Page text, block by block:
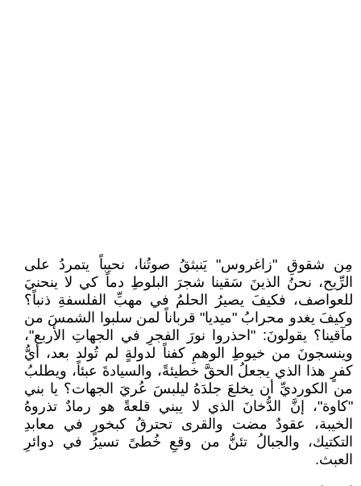
مِن شقوقِ "زاغروس" يَنبثقُ صوتُنا، نحيباً يتمردُ على
الرِّيح، نحنُ الذينَ سَقينا شجرَ البلوطِ دماً كي لا ينحنيَ
للعواصف، فكيفَ يصيرُ الحلمُ في مهبِّ الفلسفةِ ذنباً؟
وكيفَ يغدو محرابُ "ميديا" قرباناً لمن سلبوا الشمسَ من
مآقينا؟ يقولونَ: "احذروا نورَ الفجرِ في الجهاتِ الأربع"،
وينسجونَ من خيوطِ الوهمِ كفناً لدولةٍ لم تُولد بعد، أيُّ
كفرٍ هذا الذي يجعلُ الحقَّ خطيئةً، والسيادةَ عبئاً، ويطلبُ
من الكورديِّ أن يخلعَ جلدَهُ ليلبسَ عُريَ الجهات؟ يا بني
"كاوة"، إنَّ الدُّخانَ الذي لا يبني قلعةً هو رمادٌ تذروهُ
الخيبة، عقودٌ مضت والقرى تحترقُ كبخورٍ في معابدِ
التكتيك، والجبالُ تئنُّ من وقعِ خُطىً تسيرُ في دوائرِ
العبث.